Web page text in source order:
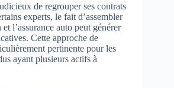
de regrouper ses contrats
experts, le fait d’assembler
l’assurance auto peut générer
Cette approche de
pertinente pour les
ayant plusieurs actifs à